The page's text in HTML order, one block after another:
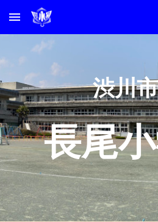
Skip to main content
渋川
長尾